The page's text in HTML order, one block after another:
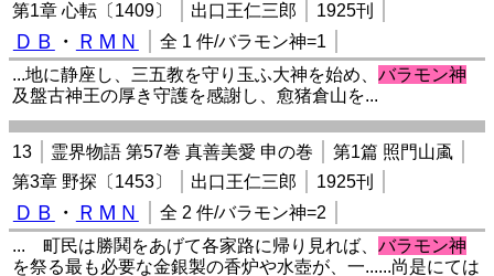
第1章 心転〔1409〕
出口王仁三郎 1925刊
ＤＢ ・ ＲＭＮ
全 1 件/バラモン神=1
...地に静座し、三五教を守り玉ふ大神を始め、バラモン神
及盤古神王の厚き守護を感謝し、愈猪倉山を...
13 霊界物語 第57巻 真善美愛 申の巻
第1篇 照門山颪
第3章 野探〔1453〕
出口王仁三郎 1925刊
ＤＢ ・ ＲＭＮ
全 2 件/バラモン神=2
... 町民は勝鬨をあげて各家路に帰り見れば、バラモン神
を祭る最も必要な金銀製の香炉や水壺が、一......尚是にては